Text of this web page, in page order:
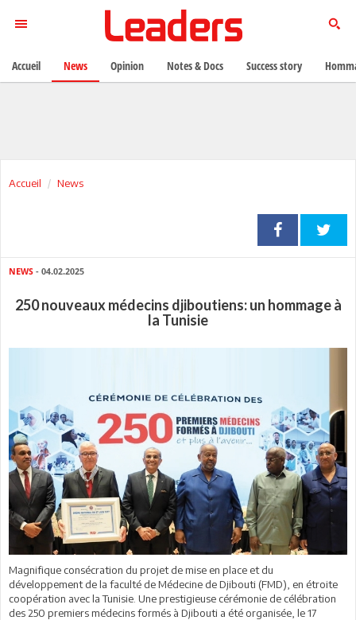
Accueil News
NEWS - 04.02.2025
250 nouveaux médecins djiboutiens: un hommage à
la Tunisie
Magnifique consécration du projet de mise en place et du
développement de la faculté de Médecine de Djibouti (FMD), en étroite
coopération avec la Tunisie. Une prestigieuse cérémonie de célébration
des 250 premiers médecins formés à Djibouti a été organisée, le 17
Accueil News Opinion Notes & Docs Success story